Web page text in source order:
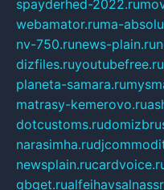
spayderhed-2022.ru
webamator.ruma-
nv-750.runews-plain.ru
dizfiles.ruyoutubefree.ru
planeta-samara.ru
matrasy-kemerovo.ru
dotcustoms.ru
narasimha.ru
newsplain.ru
gbget.ru